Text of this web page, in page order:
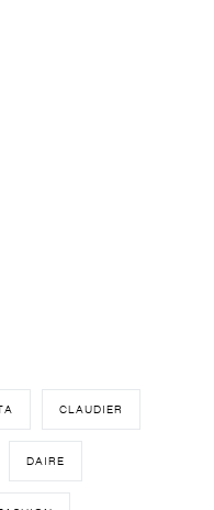
CLAUDIER
DAIRE